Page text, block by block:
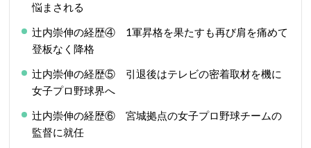
悩まされる
辻内崇伸の経歴④ 1軍昇格を果たすも再び肩を痛めて
登板なく降格
辻内崇伸の経歴⑤ 引退後はテレビの密着取材を機に
女子プロ野球界へ
辻内崇伸の経歴⑥ 宮城拠点の女子プロ野球チームの
監督に就任